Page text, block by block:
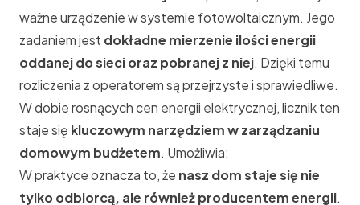
ważne urządzenie w systemie fotowoltaicznym. Jego
zadaniem jest dokładne mierzenie ilości energii
oddanej do sieci oraz pobranej z niej. Dzięki temu
rozliczenia z operatorem są przejrzyste i sprawiedliwe.
W dobie rosnących cen energii elektrycznej, licznik ten
staje się kluczowym narzędziem w zarządzaniu
domowym budżetem. Umożliwia:
W praktyce oznacza to, że nasz dom staje się nie
tylko odbiorcą, ale również producentem energii.